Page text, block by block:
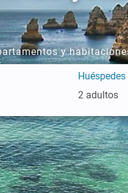
y
Huéspedes
2 adultos